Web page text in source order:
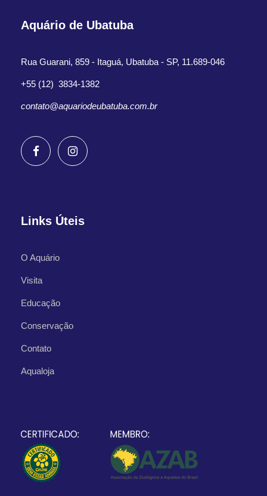
Aquário de Ubatuba
Rua Guarani, 859 - Itaguá, Ubatuba - SP, 11.689-046
+55 (12) 3834-1382
contato@aquariodeubatuba.com.br
Links Úteis
O Aquário
Visita
Educação
Conservação
Contato
Aqualoja